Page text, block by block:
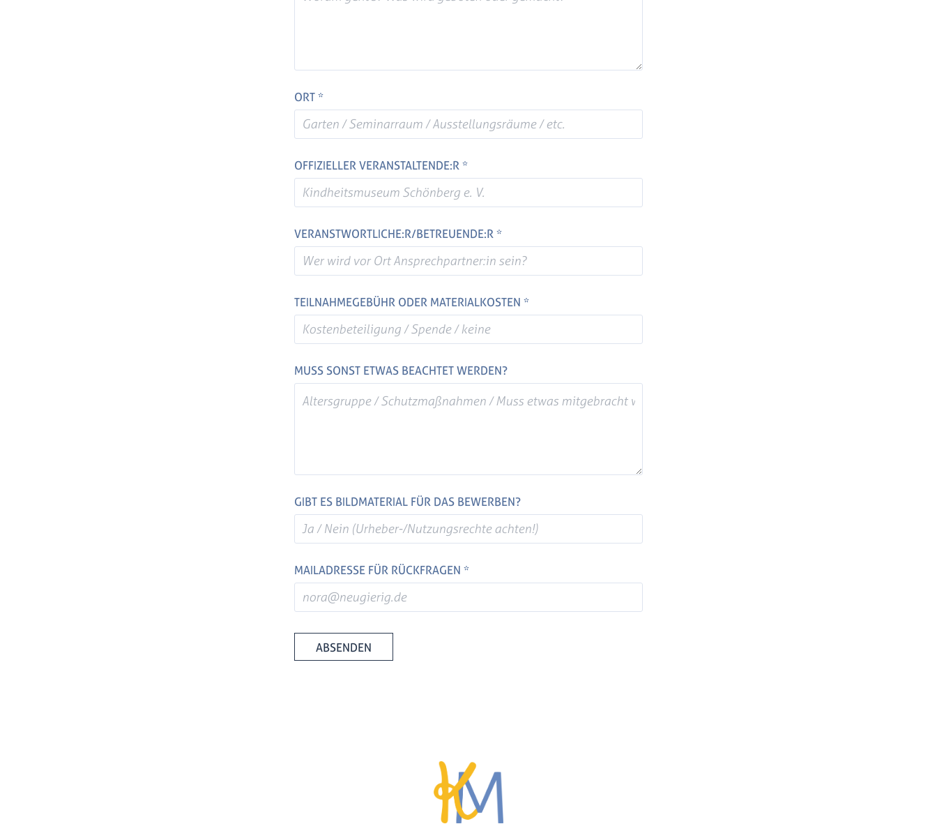
ORT *
OFFIZIELLER VERANSTALTENDE:R *
VERANSTWORTLICHE:R/BETREUENDE:R *
TEILNAHMEGEBÜHR ODER MATERIALKOSTEN *
MUSS SONST ETWAS BEACHTET WERDEN?
GIBT ES BILDMATERIAL FÜR DAS BEWERBEN?
MAILADRESSE FÜR RÜCKFRAGEN *
ABSENDEN